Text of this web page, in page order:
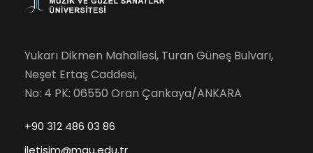
Yukarı Dikmen Mahallesi, Turan Güneş Bulvarı,
Neşet Ertaş Caddesi,
No: 4 PK: 06550 Oran Çankaya/ANKARA
+90 312 486 03 86
iletisim@mgu.edu.tr